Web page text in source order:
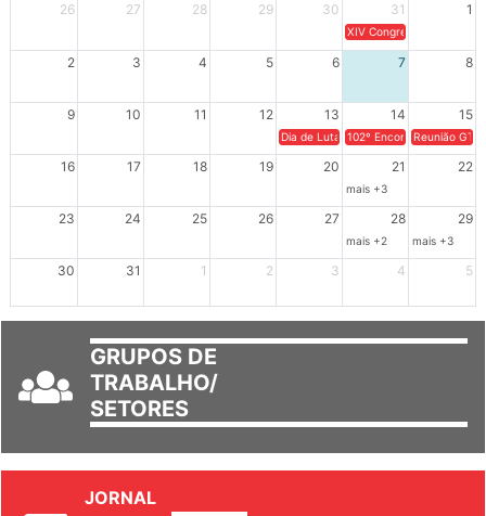
26
27 28 29 30 31 1
XIV Congresso Brasileiro
2 3 4 5 6 7 8
9 10 11 12 13 14 15
Dia de Luta em Defesa de Cuba e da
102º Encontro da
Reunião
16 17 18 19 20 21 22
mais +3
23 24 25 26 27 28 29
mais +2 mais +3
30 31 1 2 3 4 5
GRUPOS DE
TRABALHO/
SETORES
JORNAL